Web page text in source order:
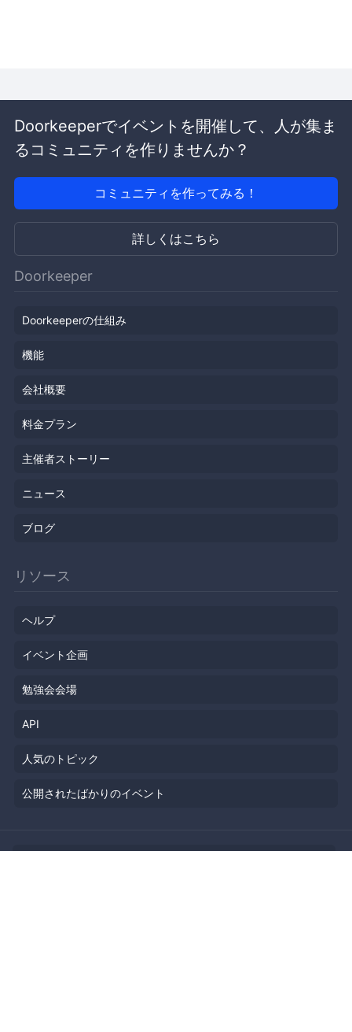
Doorkeeperでイベントを開催して、人が集ま
るコミュニティを作りませんか？
コミュニティを作ってみる！
詳しくはこちら
Doorkeeper
Doorkeeperの仕組み
機能
会社概要
料金プラン
主催者ストーリー
ニュース
ブログ
リソース
ヘルプ
イベント企画
勉強会会場
API
人気のトピック
公開されたばかりのイベント